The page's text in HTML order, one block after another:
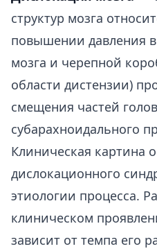
структур мозга
повышении давления
мозга и черепной
области дистензии)
смещения частей
субарахноидального
Клиническая картина
дислокационного
этиологии процесса.
клиническом
зависит от темпа его